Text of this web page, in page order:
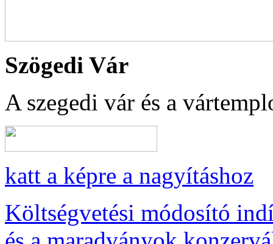
Szögedi Vár
A szegedi vár és a
katt a képre a nagyításhoz
Költségvetési módosító